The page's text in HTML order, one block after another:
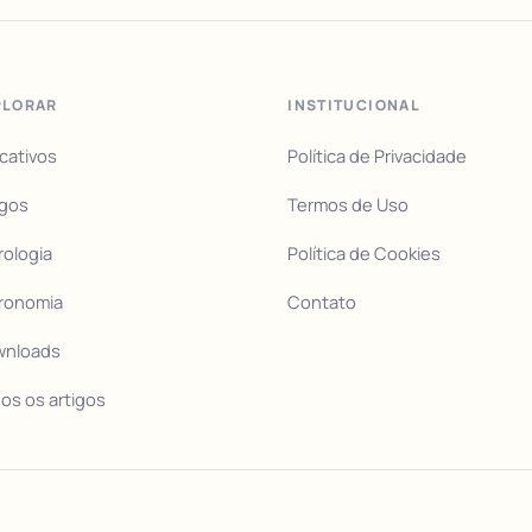
os artigos
INSTITUCIONAL
Política de Privacidade
Termos de Uso
Política de Cookies
Contato